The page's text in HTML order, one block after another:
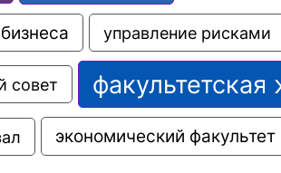
управление рисками
совет факультетская
экономический факультет